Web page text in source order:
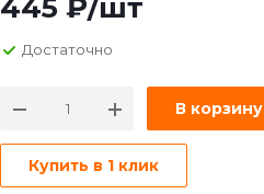
445 ₽/шт
Достаточно
В корзину
Купить в 1 клик